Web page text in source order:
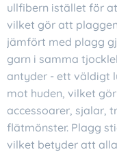
ullfibern istället för
vilket gör att
jämfört med plagg
garn i samma
antyder - ett väldigt
mot huden, vilket
accessoarer, sjalar,
flätmönster. Plagg
vilket betyder att